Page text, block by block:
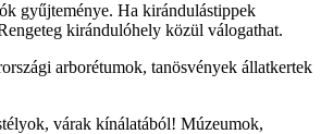
gyűjteménye. Ha kirándulástippek
kirándulóhely közül válogathat.
arborétumok, tanösvények állatkertek
várak kínálatából! Múzeumok,